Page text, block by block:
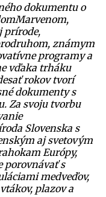
dokumentu o
prírode,
známym
programy a
vďaka trháku
rokov tvorí
dokumenty s
Za svoju tvorbu
Slovenska s
aj svetovým
Európy,
porovnávať s
medveďov,
plazov a